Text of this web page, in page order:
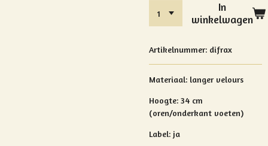
In
winkelwagen
Artikelnummer: difrax
Materiaal: langer velours
Hoogte: 34 cm
(oren/onderkant voeten)
Label: ja